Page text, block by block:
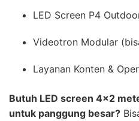
LED Screen P4
Videotron Modular
Layanan Konten &
Butuh LED screen 4×2
untuk panggung besar?